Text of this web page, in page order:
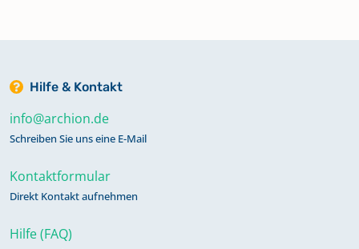
Hilfe & Kontakt
info@archion.de
Schreiben Sie uns eine E-Mail
Kontaktformular
Direkt Kontakt aufnehmen
Hilfe (FAQ)